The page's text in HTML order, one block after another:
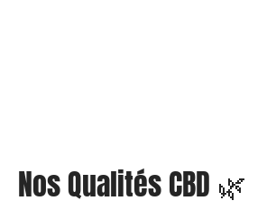
Nos Qualités CBD 🌿